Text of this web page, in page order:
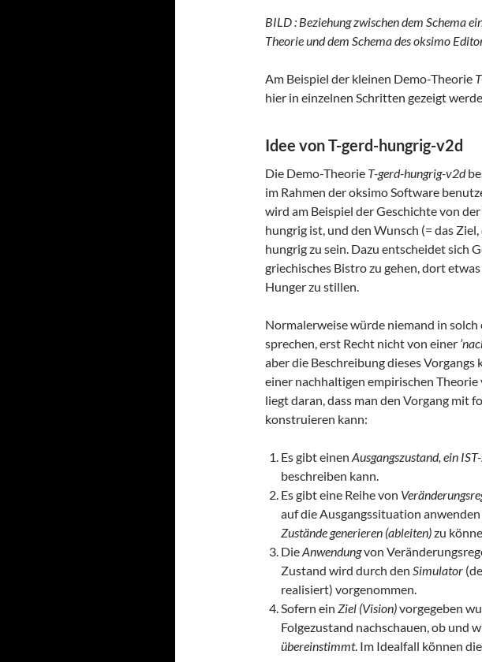
BILD : Beziehung zwischen dem Schema
Theorie und dem Schema des oksimo
Am Beispiel der kleinen Demo-Theorie
hier in einzelnen Schritten gezeigt
Idee von T-gerd-hungrig-v2d
Die Demo-Theorie T-gerd-hungrig-v2d
im Rahmen der oksimo Software
wird am Beispiel der Geschichte von
hungrig ist, und den Wunsch (= das
hungrig zu sein. Dazu entscheidet sich
griechisches Bistro zu gehen, dort etwas
Hunger zu stillen.
Normalerweise würde niemand in solch
sprechen, erst Recht nicht von einer
aber die Beschreibung dieses
einer nachhaltigen empirischen
liegt daran, dass man den Vorgang mit
konstruieren kann:
Es gibt einen Ausgangszustand, ein
beschreiben kann.
Es gibt eine Reihe von
auf die Ausgangssituation
Zustände generieren (ableiten)zu
DieAnwendungvon
Zustand wird durch den Simulator
realisiert) vorgenommen.
Sofern ein Ziel (Vision)vorgegeben
Folgezustand nachschauen, ob und
übereinstimmt. Im Idealfall können